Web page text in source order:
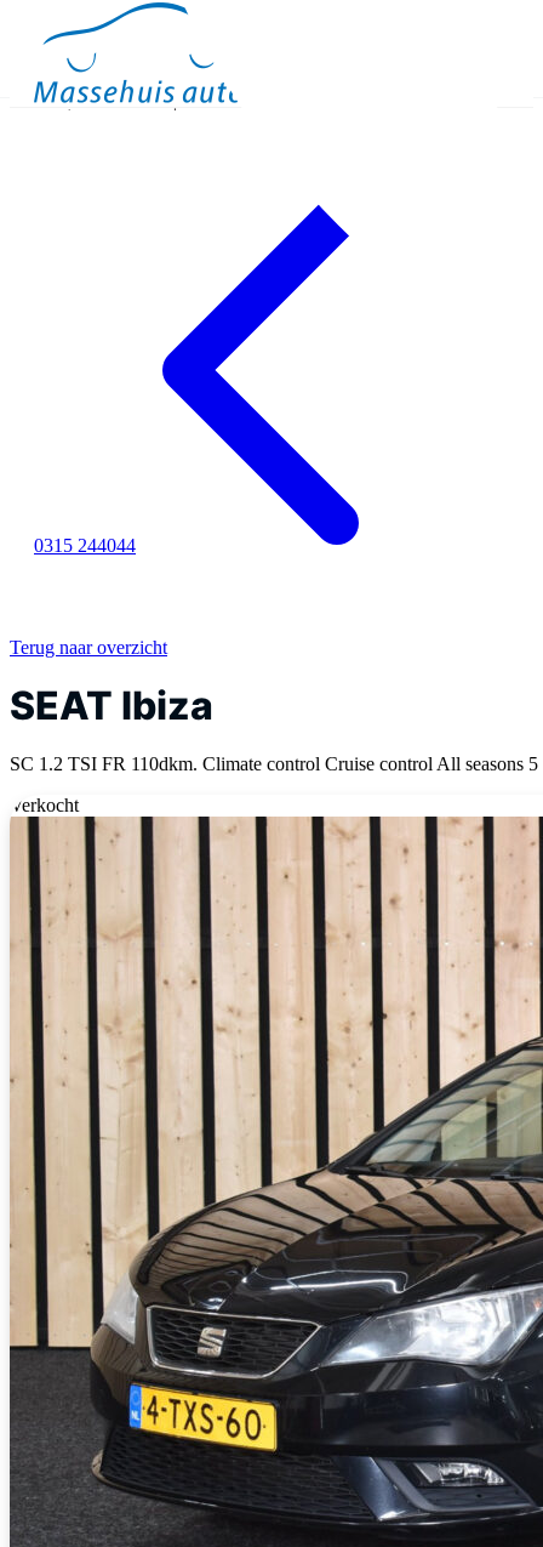
0315 244044
Terug naar overzicht
SEAT Ibiza
SC 1.2 TSI FR 110dkm. Climate control Cruise control All seasons
Verkocht